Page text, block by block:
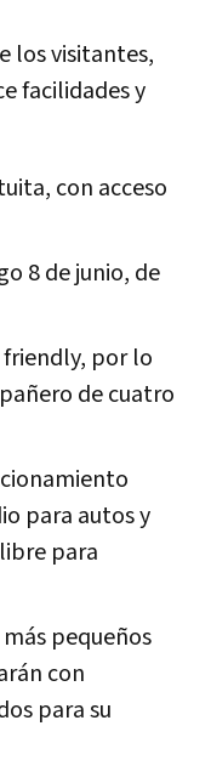
los visitantes,
facilidades y
con acceso
8 de junio, de
friendly, por lo
de cuatro
para autos y
para
pequeños
con
para su